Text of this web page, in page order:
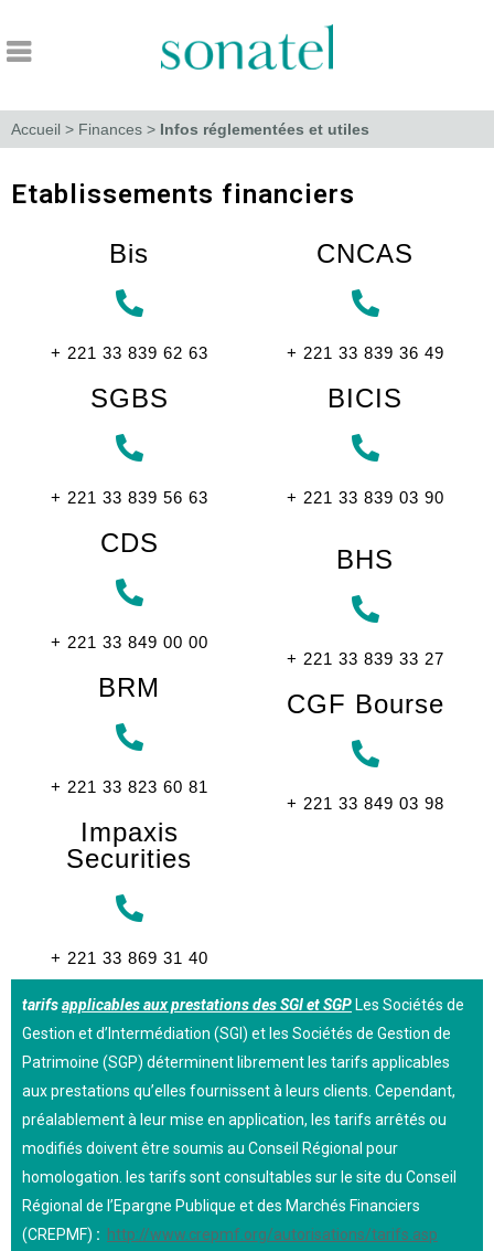
Accueil > Finances > Infos réglementées et utiles
Etablissements financiers
Bis
+ 221 33 839 62 63
SGBS
+ 221 33 839 56 63
CDS
+ 221 33 849 00 00
BRM
+ 221 33 823 60 81
Impaxis
Securities
+ 221 33 869 31 40
CNCAS
+ 221 33 839 36 49
BICIS
+ 221 33 839 03 90
BHS
+ 221 33 839 33 27
CGF Bourse
+ 221 33 849 03 98
tarifsapplicables aux prestations des SGI et SGP Les Sociétés de
Gestion et d’Intermédiation (SGI) et les Sociétés de Gestion de
Patrimoine (SGP) déterminent librement les tarifs applicables
aux prestations qu’elles fournissent à leurs clients. Cependant,
préalablement à leur mise en application, les tarifs arrêtés ou
modifiés doivent être soumis au Conseil Régional pour
homologation. les tarifs sont consultables sur le site du Conseil
Régional de l’Epargne Publique et des Marchés Financiers
(CREPMF) : http://www.crepmf.org/autorisations/tarifs.asp